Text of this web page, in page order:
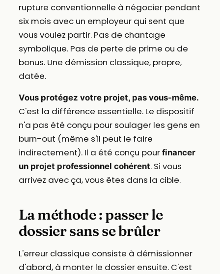
rupture conventionnelle à négocier pendant
six mois avec un employeur qui sent que
vous voulez partir. Pas de chantage
symbolique. Pas de perte de prime ou de
bonus. Une démission classique, propre,
datée.
Vous protégez votre projet, pas vous-même.
C'est la différence essentielle. Le dispositif
n'a pas été conçu pour soulager les gens en
burn-out (même s'il peut le faire
indirectement). Il a été conçu pour financer
un projet professionnel cohérent. Si vous
arrivez avec ça, vous êtes dans la cible.
La méthode : passer le
dossier sans se brûler
L'erreur classique consiste à démissionner
d'abord, à monter le dossier ensuite. C'est